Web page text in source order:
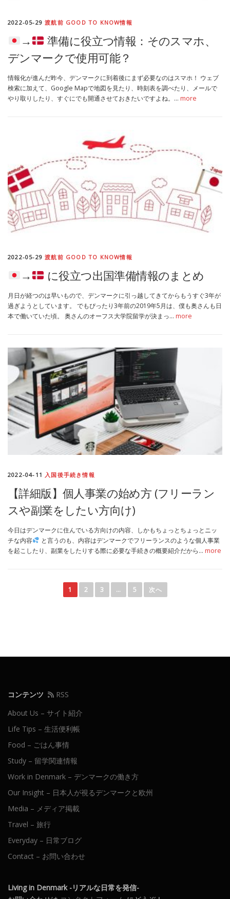
2022-05-29渡航前 GOOD TO KNOW情報
→
準備に役立つ情報：そのスマホ、
デンマークで使用可能？
情報化が進んだ昨今、デンマークに到着後にまず必要なのはスマホ！ ウェブ
検索に加えて、Google Mapで地図を見たり、時刻表を調べたり、メールで
やり取りしたり、すぐにでも開通させておきたいですよね。… more
2022-05-29渡航前 GOOD TO KNOW情報
→ に役立つ出国準備情報のまとめ
月日が経つのは早いもので、デンマークに引っ越してきてからもうすぐ3年が
過ぎようとしています。 でもぴったり3年前の2019年5月は、僕も奥さんも日
本で働いていた頃。 奥さんのオーフス大学院留学が決まっ… more
2022-04-11 入国後手続き情報
【詳細版】個人事業の始め方 (フリーラン
スや副業をしたい方向け)
今日はデンマークに住んでいる方向けの内容、しかもちょっとちょっとニッ
チな内容
と言うのも、内容はデンマークでフリーランスのような個人事業
を起こしたり、副業をしたりする際に必要な手続きの概要紹介だから… more
シ
1 2 3 … 5 次へ
コンテンツ
RSS
About Us – サイト紹介
Life Tips – 生活便利帳
Food – ごはん事情
Study – 留学関連情報
Work in Denmark – デンマークの働き方
Our Insight – 日本人が視るデンマークと欧州
Media – メディア掲載
Travel – 旅行
Everyday – 日常ブログ
Contact – お問い合わせ
Living in Denmark -リアルな日常を発信-